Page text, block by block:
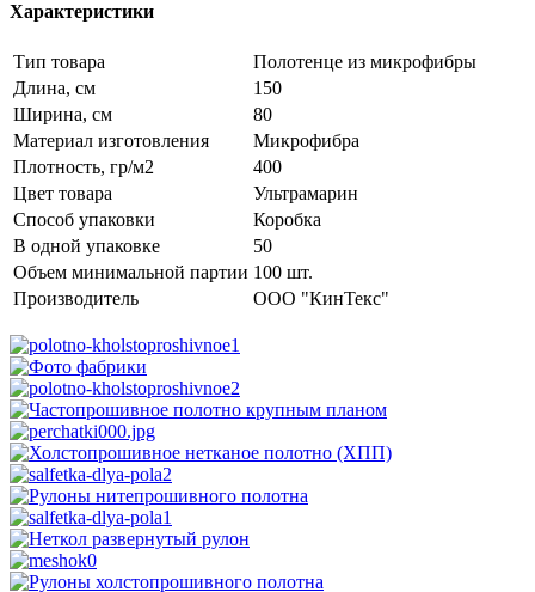
Характеристики
Тип товара
Полотенце из микрофибры
Длина, см
150
Ширина, см
80
Материал изготовления
Микрофибра
Плотность, гр/м2
400
Цвет товара
Ультрамарин
Способ упаковки
Коробка
В одной упаковке
50
Объем минимальной партии 100 шт.
Производитель
ООО "КинТекс"